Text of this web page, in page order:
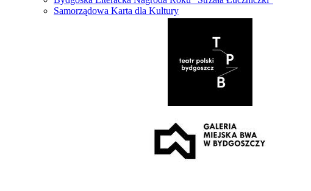
Samorządowa Karta dla Kultury